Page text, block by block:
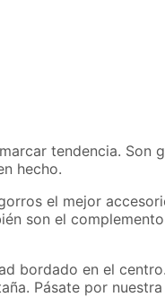
tendencia.
hecho.
el mejor
son el
bordado en el
Pásate por